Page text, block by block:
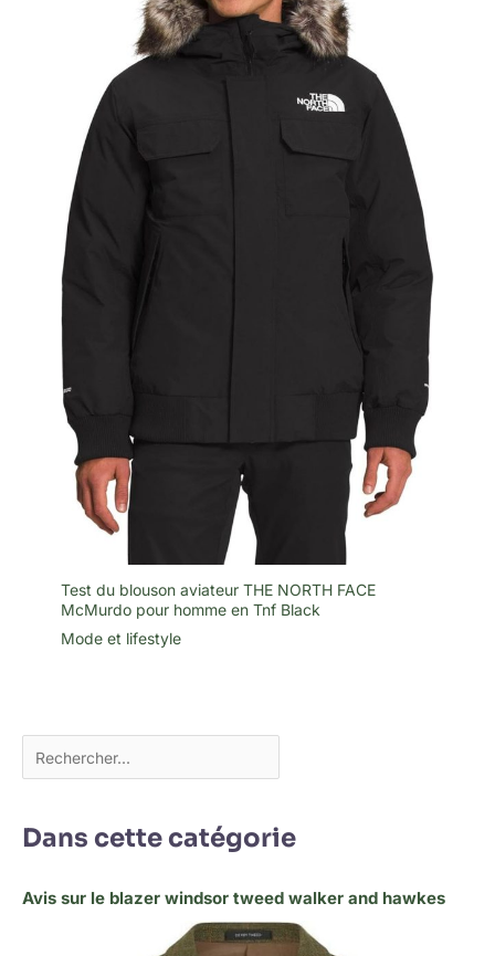
Test du blouson aviateur THE NORTH FACE
McMurdo pour homme en Tnf Black
Mode et lifestyle
Dans cette catégorie
Avis sur le blazer windsor tweed walker and hawkes